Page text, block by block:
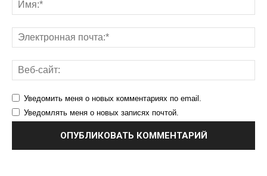
Уведомить меня о новых комментариях по email.
Уведомлять меня о новых записях почтой.